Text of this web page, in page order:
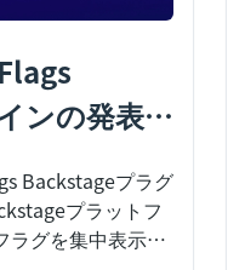
ンの発表：
Backstageプラグ
プラットフ
ラグを集中表示で